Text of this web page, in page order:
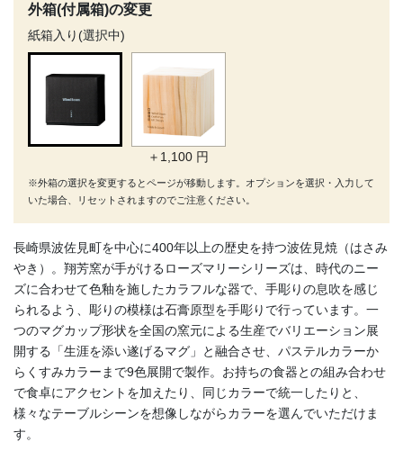
外箱(付属箱)の変更
紙箱入り(選択中)
＋1,100 円
※外箱の選択を変更するとページが移動します。オプションを選択・入力して
いた場合、リセットされますのでご注意ください。
長崎県波佐見町を中心に400年以上の歴史を持つ波佐見焼（はさみ
やき）。翔芳窯が手がけるローズマリーシリーズは、時代のニー
ズに合わせて色釉を施したカラフルな器で、手彫りの息吹を感じ
られるよう、彫りの模様は石膏原型を手彫りで行っています。一
つのマグカップ形状を全国の窯元による生産でバリエーション展
開する「生涯を添い遂げるマグ」と融合させ、パステルカラーか
らくすみカラーまで9色展開で製作。お持ちの食器との組み合わせ
で食卓にアクセントを加えたり、同じカラーで統一したりと、
様々なテーブルシーンを想像しながらカラーを選んでいただけま
す。